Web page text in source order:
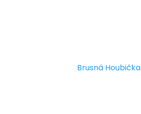
Brusná Houbička